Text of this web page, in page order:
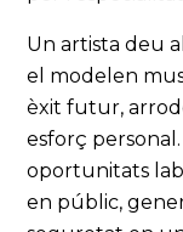
Un artista deu
el modelen
èxit futur,
esforç
oportunitats
en públic,